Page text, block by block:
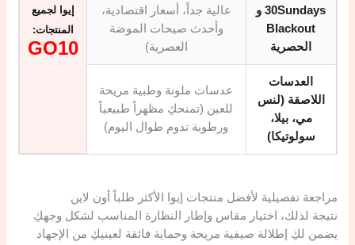
إيوا لجميع
المنتجات:
GO10
30Sundays و
Blackout
الحصرية
عالية جداً، أسعار اقتصادية،
وأحدث صيحات الموضة
العصرية)
العدسات
اللاصقة (لنس
مي، بيلا،
سولوتيكا)
عدسات ملونة وطبية مريحة
للعين (تمنحكِ مظهراً طبيعياً
ورطوبة تدوم طوال اليوم)
مراجعة تفصيلية لأفضل منتجات إيوا الأكثر طلباً أون لاين
نتيجة لذلك، اختيار مقاس وإطار النظارة المناسب لشكل وجهكِ
يضمن لكِ إطلالة صيفية مريحة وحماية فائقة لعينيكِ من الإجهاد